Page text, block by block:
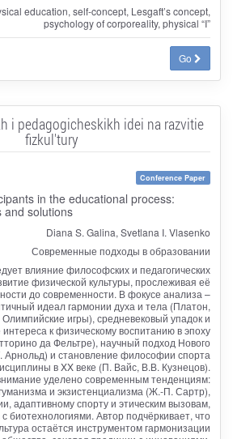
education, self-concept, Lesgaft’s concept,
psychology of corporeality, physical “I”
Go
i pedagogicheskikh idei na razvitie
fizkul'tury
Conference Paper
in the educational process:
and solutions
Diana S. Galina, Svetlana I. Vlasenko
Современные подходы в образовании
влияние философских и педагогических
физической культуры, прослеживая её
до современности. В фокусе анализа –
идеал гармонии духа и тела (Платон,
игры), средневековый упадок и
к физическому воспитанию в эпоху
да Фельтре), научный подход Нового
Арнольд) и становление философии спорта
в XX веке (П. Вайс, В.В. Кузнецов).
уделено современным тенденциям:
и экзистенциализма (Ж.-П. Сартр),
адаптивному спорту и этическим вызовам,
биотехнологиями. Автор подчёркивает, что
остаётся инструментом гармонизации